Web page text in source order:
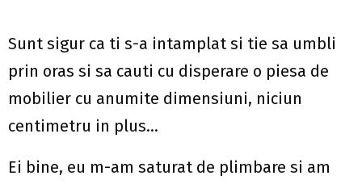
Sunt sigur ca ti s-a intamplat si tie sa umbli
prin oras si sa cauti cu disperare o piesa de
mobilier cu anumite dimensiuni, niciun
centimetru in plus…
Ei bine, eu m-am saturat de plimbare si am